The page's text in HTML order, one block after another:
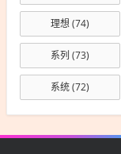
理想(74)
系列 (73)
系统(72)